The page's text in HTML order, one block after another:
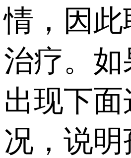
情，因此
治疗。如
出现下
况，说